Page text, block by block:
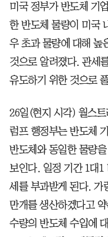
미국 정부가 반도체 기
한 반도체 물량이 미국
우 초과 물량에 대해 높
것으로 알려졌다. 관세
유도하기 위한 것으로
26일(현지 시각) 월스
럼프 행정부는 반도체
반도체와 동일한 물량
보인다. 일정 기간 1대
세를 부과받게 된다. 가
만개를 생산하겠다고
수량의 반도체 수입에